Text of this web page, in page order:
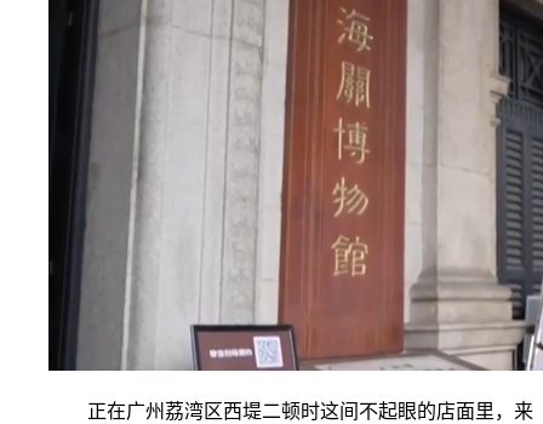
正在广州荔湾区西堤二顿时这间不起眼的店面里，来